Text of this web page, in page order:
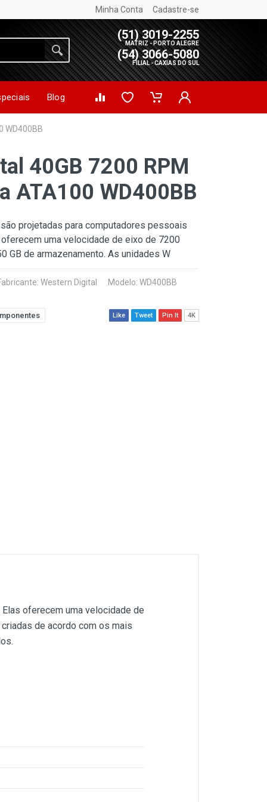
Minha Conta Cadastre-se
(51) 3019-2255
MATRIZ - PORTO ALEGRE
(54) 3066-5080
FILIAL - CAXIAS DO SUL
Blog
WD400BB
40GB 7200 RPM
ATA100 WD400BB
projetadas para computadores pessoais
uma velocidade de eixo de 7200
GB de armazenamento. As unidades W
Western Digital Modelo: WD400BB
Like Tweet Pin It 4K
oferecem uma velocidade de
de acordo com os mais